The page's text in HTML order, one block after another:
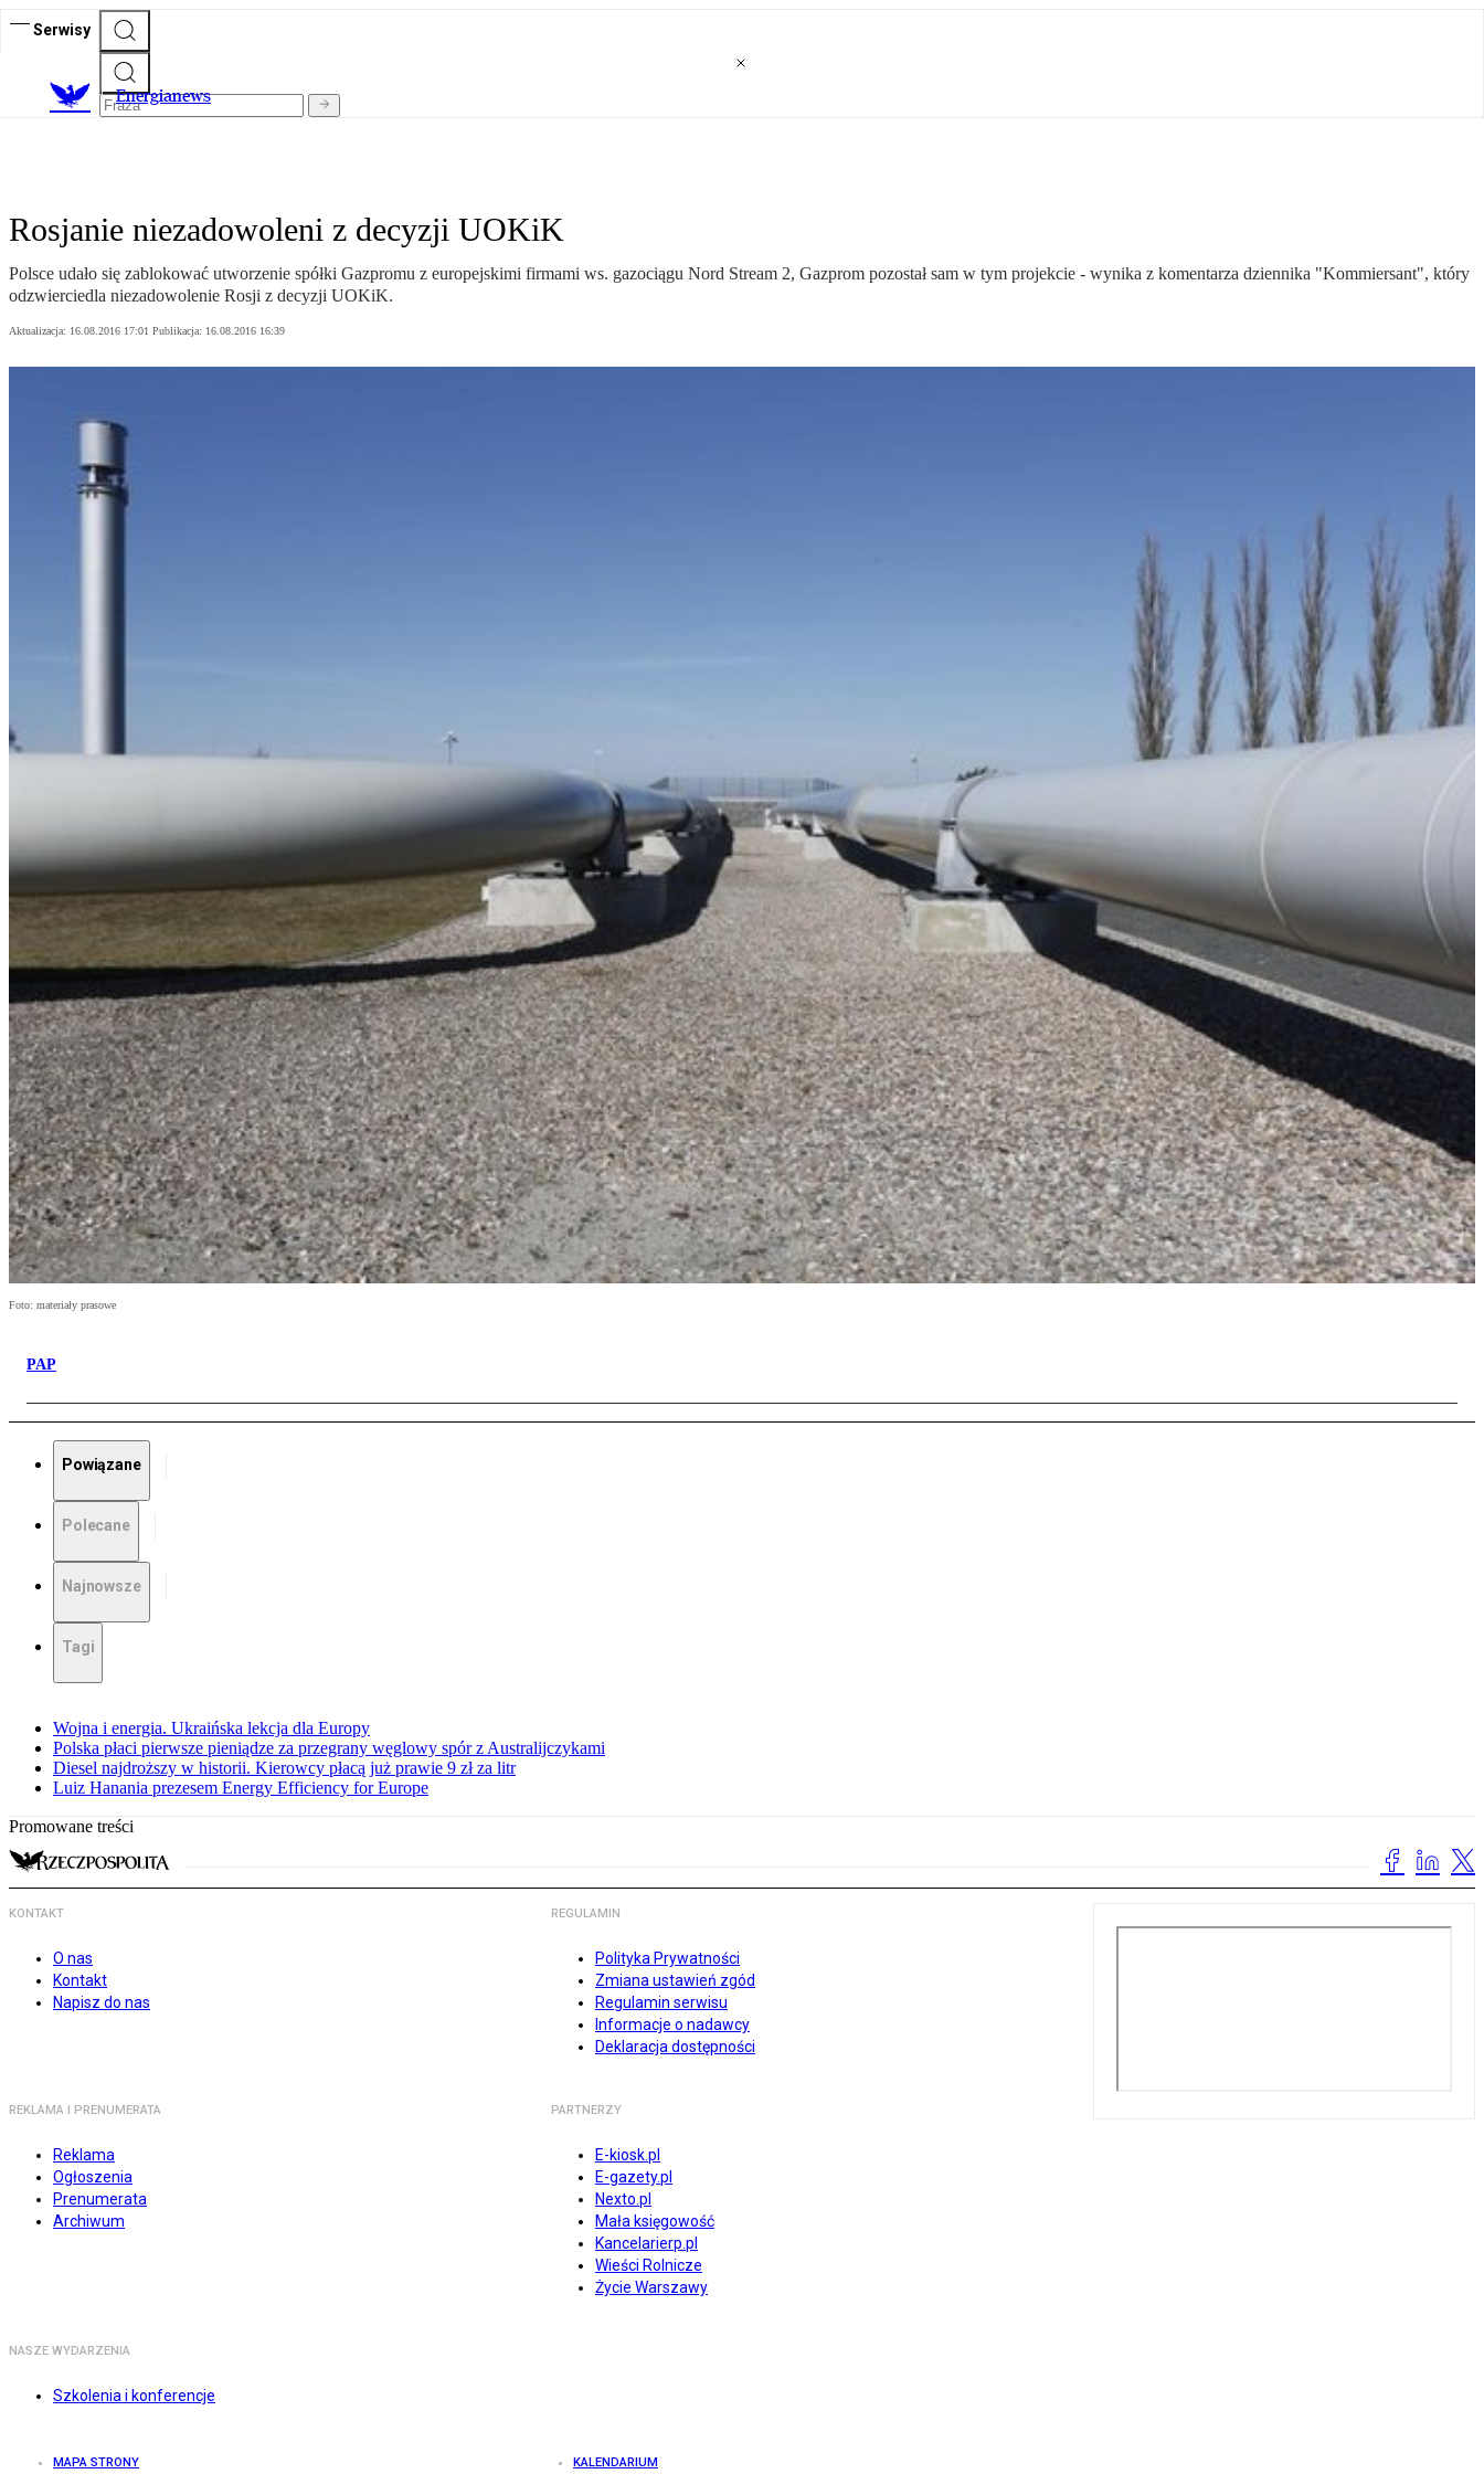
Serwisy
Energianews
Rosjanie niezadowoleni z decyzji UOKiK
Polsce udało się zablokować utworzenie spółki Gazpromu z europejskimi firmami ws. gazociągu Nord Stream 2, Gazprom pozostał sam w tym projekcie - wynika z komentarza dziennika "Kommiersant", który
odzwierciedla niezadowolenie Rosji z decyzji UOKiK.
Aktualizacja: 16.08.2016 17:01 Publikacja: 16.08.2016 16:39
Foto: materiały prasowe
PAP
Powiązane
Polecane
Najnowsze
Tagi
Wojna i energia. Ukraińska lekcja dla Europy
Polska płaci pierwsze pieniądze za przegrany węglowy spór z Australijczykami
Diesel najdroższy w historii. Kierowcy płacą już prawie 9 zł za litr
Luiz Hanania prezesem Energy Efficiency for Europe
Promowane treści
KONTAKT
O nas
Kontakt
Napisz do nas
REGULAMIN
Polityka Prywatności
Zmiana ustawień zgód
Regulamin serwisu
Informacje o nadawcy
Deklaracja dostępności
REKLAMA I PRENUMERATA
Reklama
Ogłoszenia
Prenumerata
Archiwum
PARTNERZY
E-kiosk.pl
E-gazety.pl
Nexto.pl
Mała księgowość
Kancelarierp.pl
Wieści Rolnicze
Życie Warszawy
NASZE WYDARZENIA
Szkolenia i konferencje
MAPA STRONY KALENDARIUM